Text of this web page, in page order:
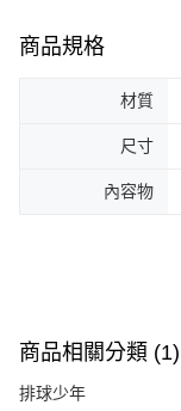
商品規格
材質
尺寸
內容物
商品相關分類 (1)
排球少年